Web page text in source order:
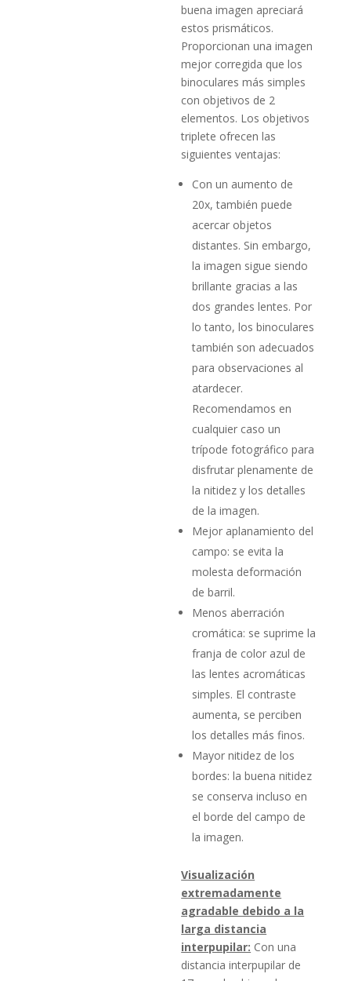
buena imagen apreciará
estos prismáticos.
Proporcionan una imagen
mejor corregida que los
binoculares más simples
con objetivos de 2
elementos. Los objetivos
triplete ofrecen las
siguientes ventajas:
Con un aumento de
20x, también puede
acercar objetos
distantes. Sin embargo,
la imagen sigue siendo
brillante gracias a las
dos grandes lentes. Por
lo tanto, los binoculares
también son adecuados
para observaciones al
atardecer.
Recomendamos en
cualquier caso un
trípode fotográfico para
disfrutar plenamente de
la nitidez y los detalles
de la imagen.
Mejor aplanamiento del
campo: se evita la
molesta deformación
de barril.
Menos aberración
cromática: se suprime la
franja de color azul de
las lentes acromáticas
simples. El contraste
aumenta, se perciben
los detalles más finos.
Mayor nitidez de los
bordes: la buena nitidez
se conserva incluso en
el borde del campo de
la imagen.
Visualización
extremadamente
agradable debido a la
larga distancia
interpupilar: Con una
distancia interpupilar de